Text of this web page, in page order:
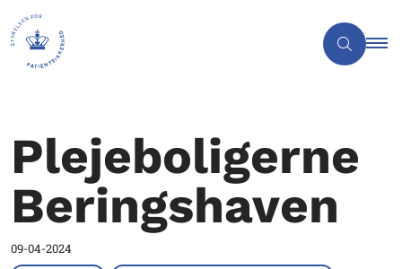
Plejeboligerne
Beringshaven
09-04-2024